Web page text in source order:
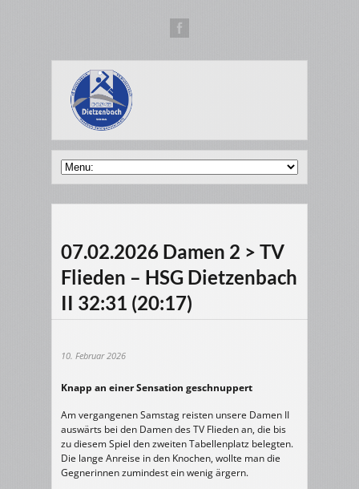
07.02.2026 Damen 2 > TV
Flieden – HSG Dietzenbach
II 32:31 (20:17)
10. Februar 2026
Knapp an einer Sensation geschnuppert
Am vergangenen Samstag reisten unsere Damen II
auswärts bei den Damen des TV Flieden an, die bis
zu diesem Spiel den zweiten Tabellenplatz belegten.
Die lange Anreise in den Knochen, wollte man die
Gegnerinnen zumindest ein wenig ärgern.